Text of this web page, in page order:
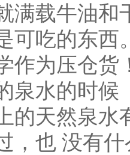
满载牛油
可吃的东西
作为压仓货
泉水的时候
的天然泉水
，也 没有